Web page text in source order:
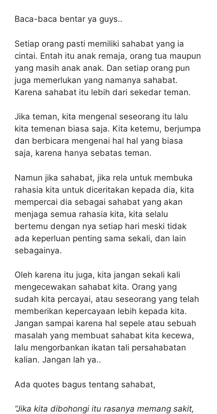
Baca-baca bentar ya guys..
Setiap orang pasti memiliki sahabat yang ia
cintai. Entah itu anak remaja, orang tua maupun
yang masih anak anak. Dan setiap orang pun
juga memerlukan yang namanya sahabat.
Karena sahabat itu lebih dari sekedar teman.
Jika teman, kita mengenal seseorang itu lalu
kita temenan biasa saja. Kita ketemu, berjumpa
dan berbicara mengenai hal hal yang biasa
saja, karena hanya sebatas teman.
Namun jika sahabat, jika rela untuk membuka
rahasia kita untuk diceritakan kepada dia, kita
mempercai dia sebagai sahabat yang akan
menjaga semua rahasia kita, kita selalu
bertemu dengan nya setiap hari meski tidak
ada keperluan penting sama sekali, dan lain
sebagainya.
Oleh karena itu juga, kita jangan sekali kali
mengecewakan sahabat kita. Orang yang
sudah kita percayai, atau seseorang yang telah
memberikan kepercayaan lebih kepada kita.
Jangan sampai karena hal sepele atau sebuah
masalah yang membuat sahabat kita kecewa,
lalu mengorbankan ikatan tali persahabatan
kalian. Jangan lah ya..
Ada quotes bagus tentang sahabat,
“Jika kita dibohongi itu rasanya memang sakit,